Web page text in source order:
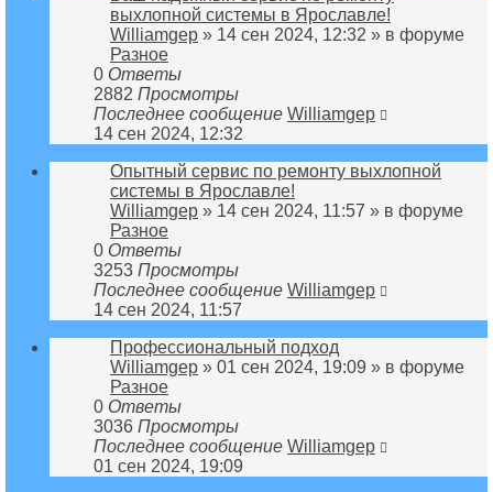
выхлопной системы в Ярославле!
Williamgep » 14 сен 2024, 12:32 » в форуме
Разное
0 Ответы
2882 Просмотры
Последнее сообщение Williamgep
14 сен 2024, 12:32
Опытный сервис по ремонту выхлопной
системы в Ярославле!
Williamgep » 14 сен 2024, 11:57 » в форуме
Разное
0 Ответы
3253 Просмотры
Последнее сообщение Williamgep
14 сен 2024, 11:57
Профессиональный подход
Williamgep » 01 сен 2024, 19:09 » в форуме
Разное
0 Ответы
3036 Просмотры
Последнее сообщение Williamgep
01 сен 2024, 19:09